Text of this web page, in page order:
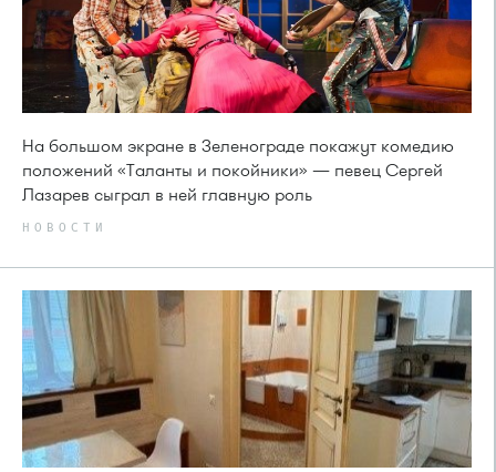
На большом экране в Зеленограде покажут комедию
положений «Таланты и покойники» — певец Сергей
Лазарев сыграл в ней главную роль
НОВОСТИ